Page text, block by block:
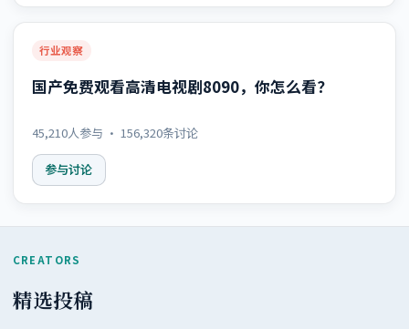
行业观察
国产免费观看高清电视剧8090，你怎么看？
45,210人参与 · 156,320条讨论
参与讨论
CREATORS
精选投稿